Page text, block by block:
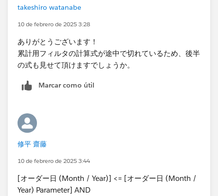
そのフィールドからパラメータを作成​
パラメータを使って単月用と累計用の2つのフィルタフ
ィールドを作成し、各シートに設置
<2022年11月を選択したときの例>
takeshiro watanabe
10 de febrero de 2025 3:28
ありがとうございます！
累計用フィルタの計算式が途中で切れているため、後半
の式も見せて頂けますでしょうか。
Marcar como útil
修平 齋藤
10 de febrero de 2025 3:44
[オーダー日 (Month / Year)] <= [オーダー日 (Month /
Year) Parameter] AND